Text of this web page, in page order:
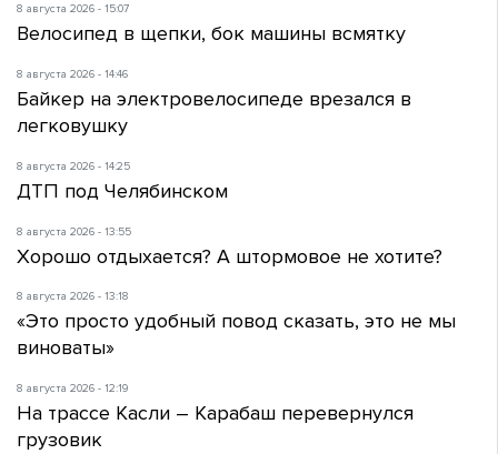
8 августа 2026 - 15:07
Велосипед в щепки, бок машины всмятку
8 августа 2026 - 14:46
Байкер на электровелосипеде врезался в
легковушку
8 августа 2026 - 14:25
ДТП под Челябинском
8 августа 2026 - 13:55
Хорошо отдыхается? А штормовое не хотите?
8 августа 2026 - 13:18
«Это просто удобный повод сказать, это не мы
виноваты»
8 августа 2026 - 12:19
На трассе Касли – Карабаш перевернулся
грузовик